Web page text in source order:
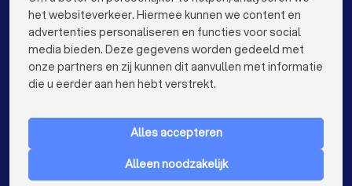
Zonwering specialisten in Brugge
Zonwering specialisten in Leuven
Zonwering specialisten in Aalst
Zonwering specialisten in Kortrijk
Zonwering specialisten in Hasselt
VOOR PARTICULIEREN keyboard_arrow_down
het websiteverkeer. Hiermee kunnen we content en
advertenties personaliseren en functies voor social
media bieden. Deze gegevens worden gedeeld met
onze partners en zij kunnen dit aanvullen met informatie
die u eerder aan hen hebt verstrekt.
Alles accepteren
Alleen noodzakelijk